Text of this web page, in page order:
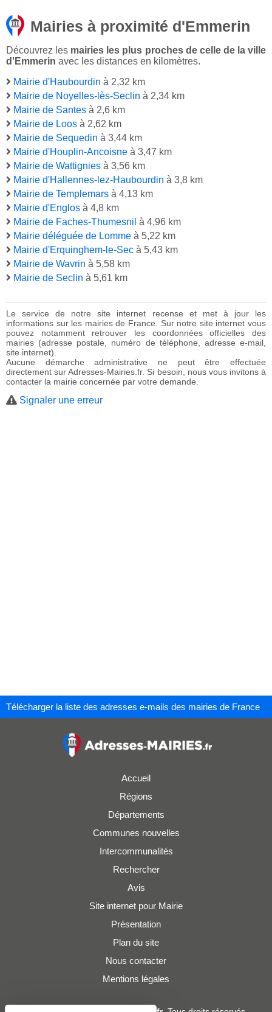
Mairies à proximité d'Emmerin
Découvrez les mairies les plus proches de celle de la ville
d'Emmerin avec les distances en kilomètres.
Mairie d'Haubourdin à 2,32 km
Mairie de Noyelles-lès-Seclin à 2,34 km
Mairie de Santes à 2,6 km
Mairie de Loos à 2,62 km
Mairie de Sequedin à 3,44 km
Mairie d'Houplin-Ancoisne à 3,47 km
Mairie de Wattignies à 3,56 km
Mairie d'Hallennes-lez-Haubourdin à 3,8 km
Mairie de Templemars à 4,13 km
Mairie d'Englos à 4,8 km
Mairie de Faches-Thumesnil à 4,96 km
Mairie déléguée de Lomme à 5,22 km
Mairie d'Erquinghem-le-Sec à 5,43 km
Mairie de Wavrin à 5,58 km
Mairie de Seclin à 5,61 km
Le service de notre site internet recense et met à jour les
informations sur les mairies de France. Sur notre site internet vous
pouvez notamment retrouver les coordonnées officielles des
mairies (adresse postale, numéro de téléphone, adresse e-mail,
site internet).
Aucune démarche administrative ne peut être effectuée
directement sur Adresses-Mairies.fr. Si besoin, nous vous invitons à
contacter la mairie concernée par votre demande.
Signaler une erreur
Télécharger la liste des adresses e-mails des mairies de France
Accueil
Régions
Départements
Communes nouvelles
Intercommunalités
Rechercher
Avis
Site internet pour Mairie
Présentation
Plan du site
Nous contacter
Mentions légales